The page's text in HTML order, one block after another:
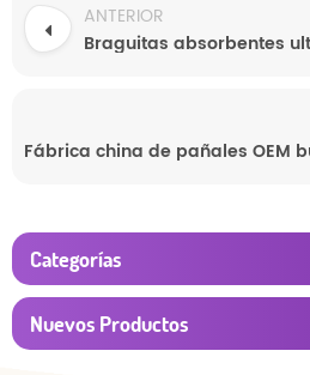
ANTERIOR
Categorías
Nuevos Productos